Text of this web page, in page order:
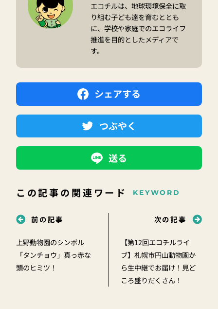
エコチルは、地球環境保全に取
り組む子ども達を育むととも
に、学校や家庭でのエコライフ
推進を目的としたメディアで
す。
シェアする
つぶやく
送る
この記事の関連ワード KEYWORD
前の記事
上野動物園のシンボル
「タンチョウ」真っ赤な
頭のヒミツ！
次の記事
【第12回エコチルライ
ブ】札幌市円山動物園か
ら生中継でお届け！見ど
ころ盛りだくさん！